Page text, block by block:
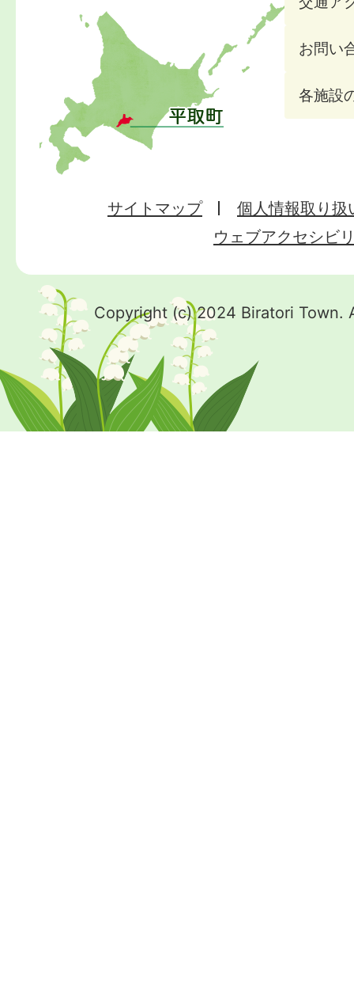
お問い
各施設
サイトマップ
個人情報取り扱
ウェブアクセシビ
Copyright (c) 2024 Biratori Town.